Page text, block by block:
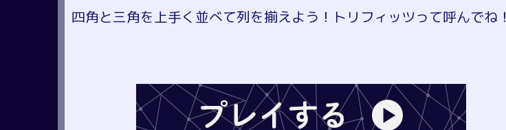
四角と三角を上手く並べて列を揃えよう！トリフィッツって呼んでね！